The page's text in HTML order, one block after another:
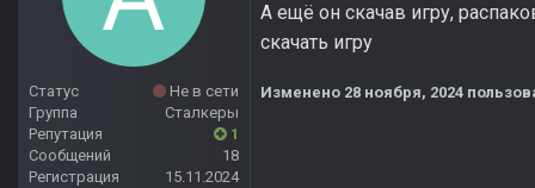
Статус
Не в сети
Группа
Сталкеры
Репутация
1
Сообщений
18
Регистрация
15.11.2024
А ещё он скачав игру,
скачать игру
Изменено 28 ноября, 2024